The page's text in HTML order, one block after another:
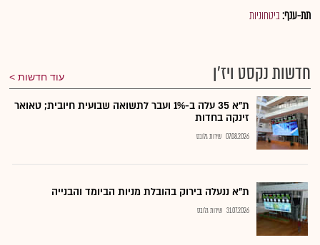
תת-ענף:ביטחוניות
חדשות נקסט ויז'ן עוד חדשות
ת"א 35 עלה ב-1% ועבר לתשואה שבועית חיובית; טאואר
זינקה בחדות
07.08.2026 שירות גלובס
ת"א ננעלה בירוק בהובלת מניות הביומד והבנייה
31.07.2026 שירות גלובס